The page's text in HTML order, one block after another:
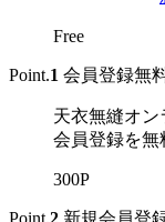
Free
Point.1 会員登録無
天衣無縫オン
会員登録を無
300P
Point.2 新規会員登